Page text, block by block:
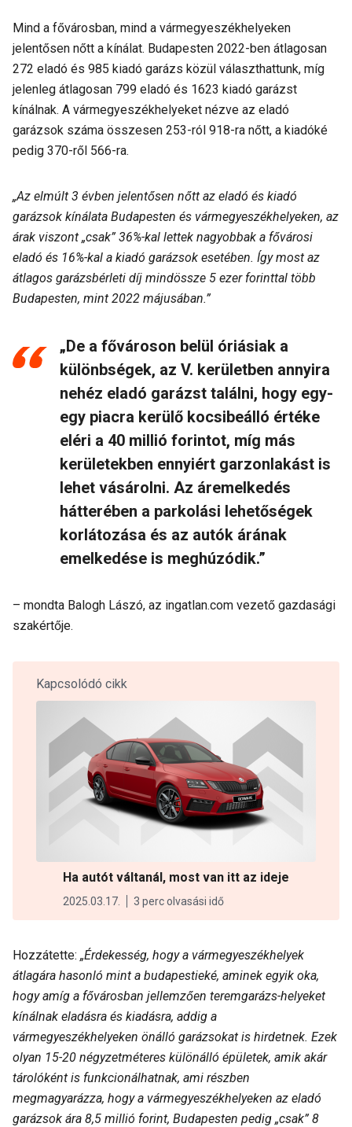
Mind a fővárosban, mind a vármegyeszékhelyeken
jelentősen nőtt a kínálat. Budapesten 2022-ben átlagosan
272 eladó és 985 kiadó garázs közül választhattunk, míg
jelenleg átlagosan 799 eladó és 1623 kiadó garázst
kínálnak. A vármegyeszékhelyeket nézve az eladó
garázsok száma összesen 253-ról 918-ra nőtt, a kiadóké
pedig 370-ről 566-ra.
„Az elmúlt 3 évben jelentősen nőtt az eladó és kiadó
garázsok kínálata Budapesten és vármegyeszékhelyeken, az
árak viszont „csak” 36%-kal lettek nagyobbak a fővárosi
eladó és 16%-kal a kiadó garázsok esetében. Így most az
átlagos garázsbérleti díj mindössze 5 ezer forinttal több
Budapesten, mint 2022 májusában.”
„De a fővároson belül óriásiak a
különbségek, az V. kerületben annyira
nehéz eladó garázst találni, hogy egy-
egy piacra kerülő kocsibeálló értéke
eléri a 40 millió forintot, míg más
kerületekben ennyiért garzonlakást is
lehet vásárolni. Az áremelkedés
hátterében a parkolási lehetőségek
korlátozása és az autók árának
emelkedése is meghúzódik.”
– mondta Balogh Lászó, az ingatlan.com vezető gazdasági
szakértője.
Kapcsolódó cikk
Ha autót váltanál, most van itt az ideje
2025.03.17. 3 perc olvasási idő
Hozzátette: „Érdekesség, hogy a vármegyeszékhelyek
átlagára hasonló mint a budapestieké, aminek egyik oka,
hogy amíg a fővárosban jellemzően teremgarázs-helyeket
kínálnak eladásra és kiadásra, addig a
vármegyeszékhelyeken önálló garázsokat is hirdetnek. Ezek
olyan 15-20 négyzetméteres különálló épületek, amik akár
tárolóként is funkcionálhatnak, ami részben
megmagyarázza, hogy a vármegyeszékhelyeken az eladó
garázsok ára 8,5 millió forint, Budapesten pedig „csak” 8